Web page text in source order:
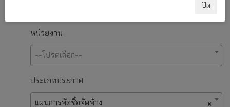
หน่วยงาน
--โปรดเลือก--
ประเภทประกาศ
×
แผนการจัดซื้อจัดจ้าง
ปิด